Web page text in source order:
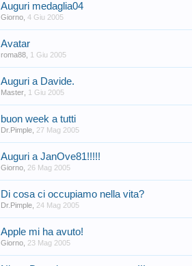
Auguri medaglia04
Giorno 4 Giu 2005
Avatar
roma88 1 Giu 2005
Auguri a Davide.
Master 1 Giu 2005
buon week a tutti
Dr.Pimple 27 Mag 2005
Auguri a JanOve81!!!!!
Giorno 26 Mag 2005
Di cosa ci occupiamo nella vita?
Dr.Pimple 24 Mag 2005
Apple mi ha avuto!
Giorno 23 Mag 2005